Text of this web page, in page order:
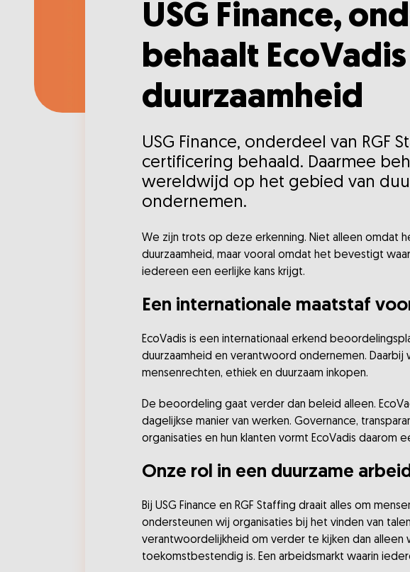
USG Finance,
behaalt
duurzaamheid
USG Finance, onderdeel van RGF
certificering behaald. Daarmee
wereldwijd op het gebied van
ondernemen.
We zijn trots op deze erkenning. Niet alleen omdat
duurzaamheid, maar vooral omdat het bevestigt
iedereen een eerlijke kans krijgt.
Een internationale maatstaf
EcoVadis is een internationaal erkend
duurzaamheid en verantwoord ondernemen. Daarbij
mensenrechten, ethiek en duurzaam inkopen.
De beoordeling gaat verder dan beleid alleen.
dagelijkse manier van werken. Governance,
organisaties en hun klanten vormt EcoVadis
Onze rol in een duurzame
Bij USG Finance en RGF Staffing draait alles om
ondersteunen wij organisaties bij het vinden van
verantwoordelijkheid om verder te kijken dan alleen
toekomstbestendig is. Een arbeidsmarkt waarin